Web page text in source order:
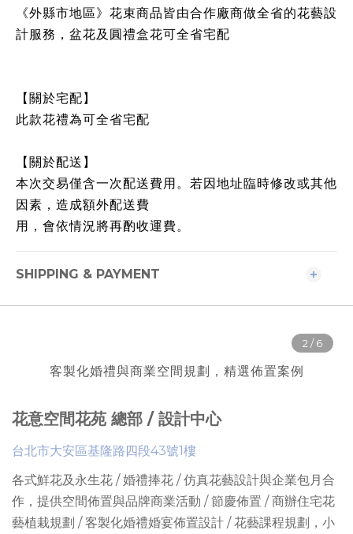
《外縣市地區》花束商品皆由合作廠商做全省的花藝設
計服務，盆花及圓禮盒花可全省宅配
【關於宅配】
此款花禮為可全省宅配
【關於配送】
本次交易僅含一次配送費用。若因地址臨時修改或其他
因素，造成額外配送費
用，會依情況將再酌收運費。
SHIPPING & PAYMENT
客製化婚禮與商業空間規劃，精選佈置案例
花意空間花苑 總部 / 設計中心
台北市大安區基隆路四段43號1樓
各式鮮花及永生花 / 婚禮捧花 / 仿真花藝設計與企業包月合
作，提供空間佈置與品牌商業活動 / 節慶佈置 / 商辦住宅花
藝植栽規劃 / 客製化婚禮婚宴佈置設計 / 花藝課程規劃 ， 小